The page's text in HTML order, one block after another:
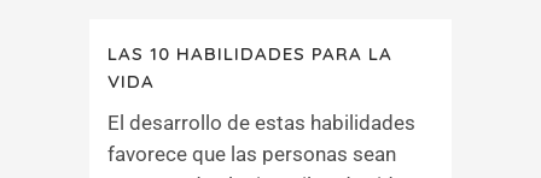
LAS 10 HABILIDADES PARA LA
VIDA
El desarrollo de estas habilidades
favorece que las personas sean